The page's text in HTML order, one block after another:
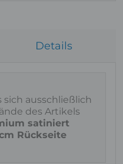
Details
sich ausschließlich
des Artikels
satiniert
Rückseite